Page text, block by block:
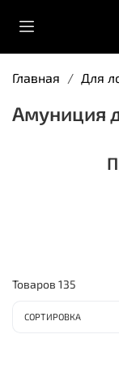
Главная Для
Амуниция
Товаров 135
СОРТИРОВКА